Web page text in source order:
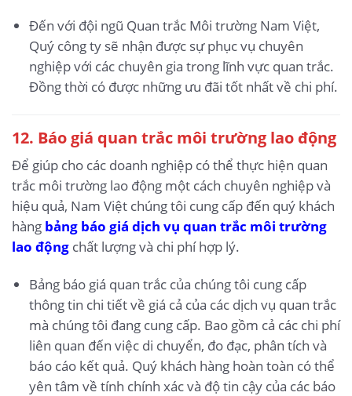
Đến với đội ngũ Quan trắc Môi trường Nam Việt,
Quý công ty sẽ nhận được sự phục vụ chuyên
nghiệp với các chuyên gia trong lĩnh vực quan trắc.
Đồng thời có được những ưu đãi tốt nhất về chi phí.
12. Báo giá quan trắc môi trường lao động
Để giúp cho các doanh nghiệp có thể thực hiện quan
trắc môi trường lao động một cách chuyên nghiệp và
hiệu quả, Nam Việt chúng tôi cung cấp đến quý khách
hàng bảng báo giá dịch vụ quan trắc môi trường
lao động chất lượng và chi phí hợp lý.
Bảng báo giá quan trắc của chúng tôi cung cấp
thông tin chi tiết về giá cả của các dịch vụ quan trắc
mà chúng tôi đang cung cấp. Bao gồm cả các chi phí
liên quan đến việc di chuyển, đo đạc, phân tích và
báo cáo kết quả. Quý khách hàng hoàn toàn có thể
yên tâm về tính chính xác và độ tin cậy của các báo